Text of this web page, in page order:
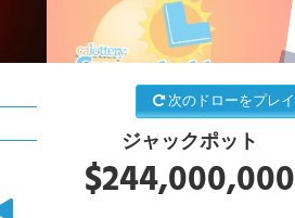
次のドローをプレイ
ジャックポット
$244,000,000